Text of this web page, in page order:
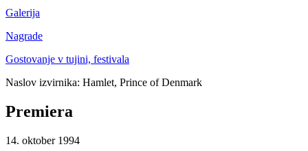
Galerija
Nagrade
Gostovanje v tujini, festivala
Naslov izvirnika: Hamlet, Prince of Denmark
Premiera
14. oktober 1994